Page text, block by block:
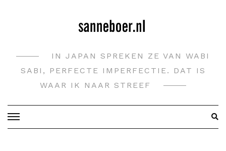
IN JAPAN SPREKEN ZE VAN WABI
SABI, PERFECTE IMPERFECTIE. DAT IS
WAAR IK NAAR STREEF